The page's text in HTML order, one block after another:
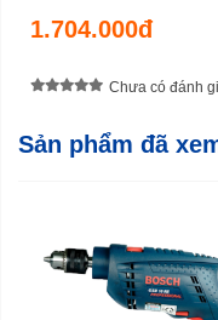
1.704.000đ
Chưa có đánh
Sản phẩm đã